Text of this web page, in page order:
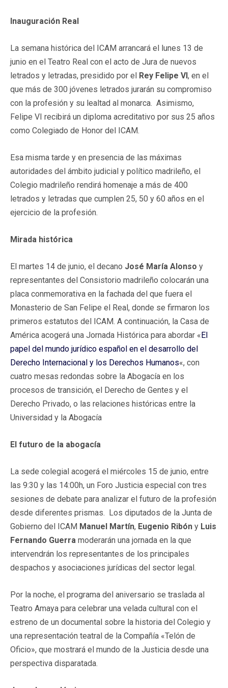
Inauguración Real
La semana histórica del ICAM arrancará el lunes 13 de
junio en el Teatro Real con el acto de Jura de nuevos
letrados y letradas, presidido por el
Rey Felipe VI, en el
que más de 300 jóvenes letrados jurarán su compromiso
con la profesión y su lealtad al monarca. Asimismo,
Felipe VI recibirá un diploma acreditativo por sus 25 años
como Colegiado de Honor del ICAM.
Esa misma tarde y en presencia de las máximas
autoridades del ámbito judicial y político madrileño, el
Colegio madrileño rendirá homenaje a más de 400
letrados y letradas que cumplen 25, 50 y 60 años en el
ejercicio de la profesión.
Mirada histórica
El martes 14 de junio, el decano José María Alonso y
representantes del Consistorio madrileño colocarán una
placa conmemorativa en la fachada del que fuera el
Monasterio de San Felipe el Real, donde se firmaron los
primeros estatutos del ICAM. A continuación, la Casa de
América acogerá una Jornada Histórica para abordar « El
papel del mundo jurídico español en el desarrollo del
Derecho Internacional y los Derechos Humanos«, con
cuatro mesas redondas sobre la Abogacía en los
procesos de transición, el Derecho de Gentes y el
Derecho Privado, o las relaciones históricas entre la
Universidad y la Abogacía
El futuro de la abogacía
La sede colegial acogerá el miércoles 15 de junio, entre
las 9:30 y las 14:00h, un Foro Justicia especial con tres
sesiones de debate para analizar el futuro de la profesión
desde diferentes prismas. Los diputados de la Junta de
Gobierno del ICAM Manuel Martín, Eugenio Ribón y Luis
Fernando Guerra moderarán una jornada en la que
intervendrán los representantes de los principales
despachos y asociaciones jurídicas del sector legal.
Por la noche, el programa del aniversario se traslada al
Teatro Amaya para celebrar una velada cultural con el
estreno de un documental sobre la historia del Colegio y
una representación teatral de la Compañía «Telón de
Oficio», que mostrará el mundo de la Justicia desde una
perspectiva disparatada.